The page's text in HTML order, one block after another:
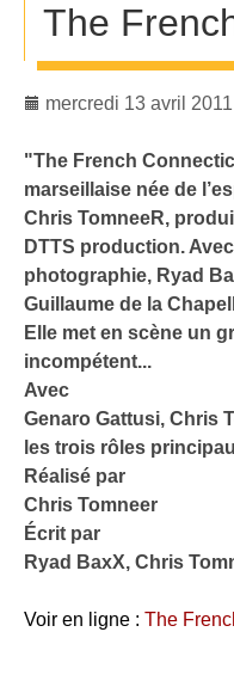
The
mercredi 13 avril 2011
"The French
marseillaise née de
Chris TomneeR,
DTTS production.
photographie, Ryad
Guillaume de la
Elle met en scène un
incompétent...
Avec
Genaro Gattusi, Chris
les trois rôles
Réalisé par
Chris Tomneer
Écrit par
Ryad BaxX, Chris
Voir en ligne : The